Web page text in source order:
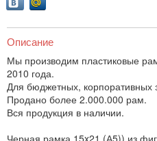
Описание
Мы производим пластиковые
2010 года.
Для бюджетных, корпоративных
Продано более 2.000.000 рам.
Вся продукция в наличии.